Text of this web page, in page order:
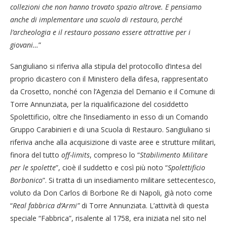
collezioni che non hanno trovato spazio altrove. E pensiamo
anche di implementare una scuola di restauro, perché
l’archeologia e il restauro possano essere attrattive per i
giovani…”
Sangiuliano si riferiva alla stipula del protocollo d’intesa del
proprio dicastero con il Ministero della difesa, rappresentato
da Crosetto, nonché con l’Agenzia del Demanio e il Comune di
Torre Annunziata, per la riqualificazione del cosiddetto
Spolettificio, oltre che l’insediamento in esso di un Comando
Gruppo Carabinieri e di una Scuola di Restauro. Sangiuliano si
riferiva anche alla acquisizione di vaste aree e strutture militari,
finora del tutto off-limits, compreso lo “Stabilimento Militare
per le spolette”, cioè il suddetto e così più noto “Spolettificio
Borbonico”. Si tratta di un insediamento militare settecentesco,
voluto da Don Carlos di Borbone Re di Napoli, già noto come
“Real fabbrica d’Armi”di Torre Annunziata. L’attività di questa
speciale “Fabbrica”, risalente al 1758, era iniziata nel sito nel